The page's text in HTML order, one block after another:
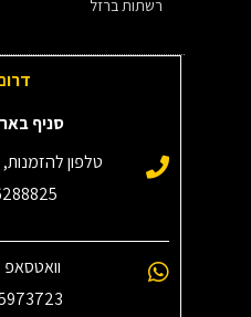
רשתות ברזל
סניף
טלפון